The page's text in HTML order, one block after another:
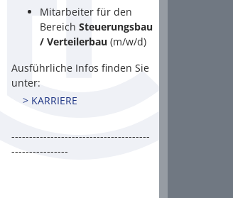
Mitarbeiter für den
Bereich Steuerungsbau
/ Verteilerbau (m/w/d)
Ausführliche Infos finden Sie
unter:
> KARRIERE
---------------------------------------
----------------